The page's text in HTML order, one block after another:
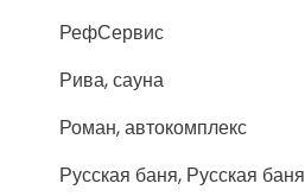
РефСервис
Рива, сауна
Роман, автокомплекс
Русская баня, Русская баня